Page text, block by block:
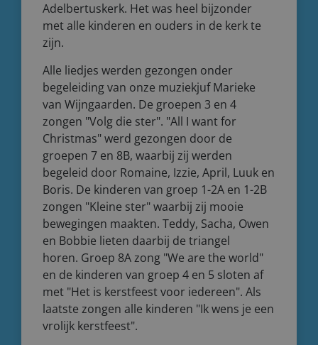
Adelbertuskerk. Het was heel bijzonder
met alle kinderen en ouders in de kerk te
zijn.
Alle liedjes werden gezongen onder
begeleiding van onze muziekjuf Marieke
van Wijngaarden. De groepen 3 en 4
zongen "Volg die ster". "All I want for
Christmas" werd gezongen door de
groepen 7 en 8B, waarbij zij werden
begeleid door Romaine, Izzie, April, Luuk en
Boris. De kinderen van groep 1-2A en 1-2B
zongen "Kleine ster" waarbij zij mooie
bewegingen maakten. Teddy, Sacha, Owen
en Bobbie lieten daarbij de triangel
horen. Groep 8A zong "We are the world"
en de kinderen van groep 4 en 5 sloten af
met "Het is kerstfeest voor iedereen". Als
laatste zongen alle kinderen "Ik wens je een
vrolijk kerstfeest".